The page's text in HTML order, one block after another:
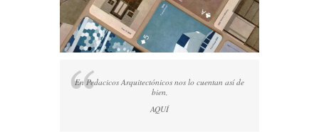
En Pedacicos Arquitectónicos nos lo cuentan así de
bien,
AQUÍ